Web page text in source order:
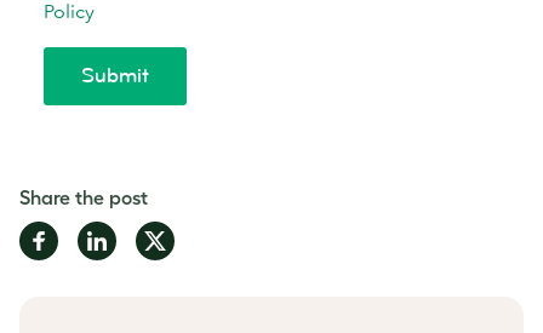
Share the post
Share
on
Share
on
Share
on